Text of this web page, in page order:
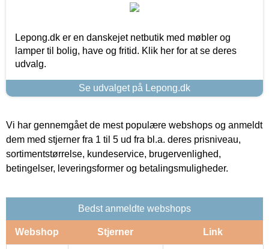
Lepong.dk er en danskejet netbutik med møbler og
lamper til bolig, have og fritid. Klik her for at se deres
udvalg.
Se udvalget på Lepong.dk
Vi har gennemgået de mest populære webshops og anmeldt
dem med stjerner fra 1 til 5 ud fra bl.a. deres prisniveau,
sortimentstørrelse, kundeservice, brugervenlighed,
betingelser, leveringsformer og betalingsmuligheder.
Bedst anmeldte webshops
Webshop Stjerner Link